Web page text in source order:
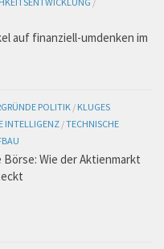
auf finanziell-umdenken im
POLITIK / KLUGES
INTELLIGENZ /TECHNISCHE
Wie der Aktienmarkt